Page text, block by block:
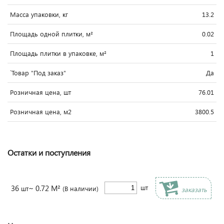
Масса упаковки, кг 13.2
Площадь одной плитки, м² 0.02
Площадь плитки в упаковке, м² 1
`Товар "Под заказ" Да
Розничная цена, шт 76.01
Розничная цена, м2 3800.5
Остатки и поступления
36 шт~ 0.72 М² (В наличии) шт заказать